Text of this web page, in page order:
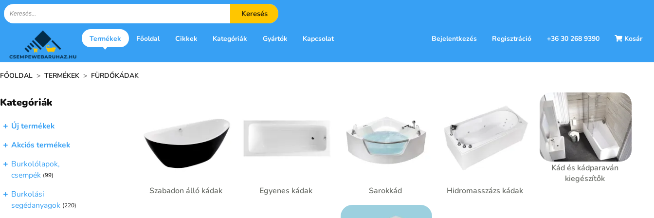
Keresés
Termékek Főoldal Cikkek Kategóriák Gyártók Kapcsolat Bejelentkezés Regisztráció +36 30 268 9390 Kosár
FŐOLDAL > TERMÉKEK > FÜRDŐKÁDAK
Kategóriák
Új termékek
Akciós termékek
Burkolólapok,
csempék (99)
Burkolási
segédanyagok (220)
Szabadon álló kádak Egyenes kádak Sarokkád Hidromasszázs kádak
Kád és kádparaván
kiegészítők